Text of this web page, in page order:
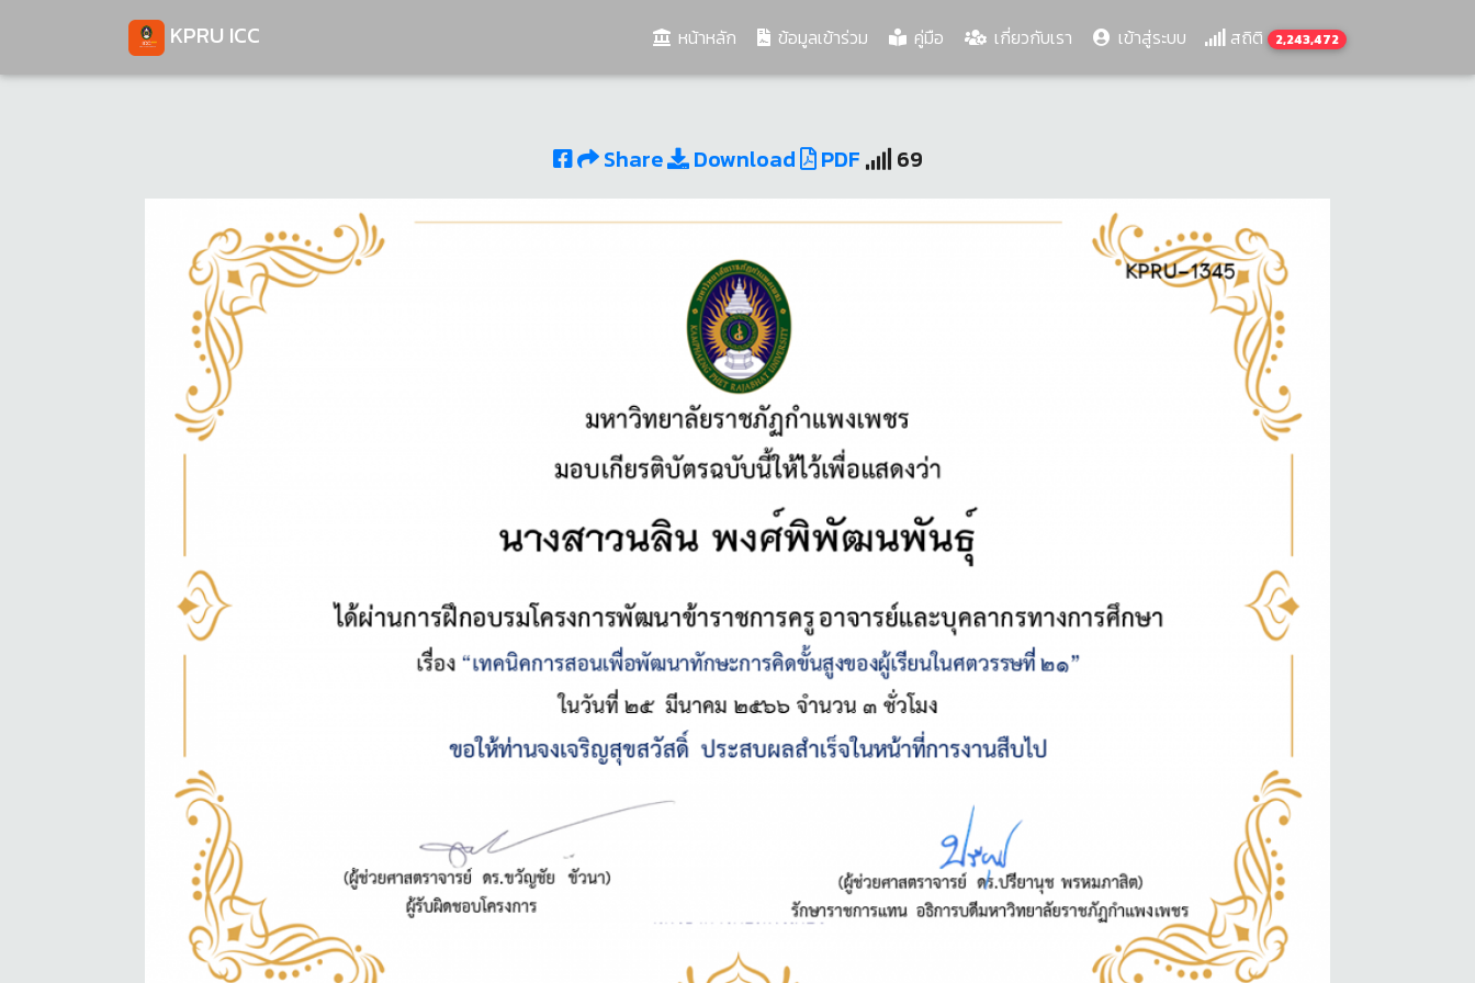
KPRU ICC หน้าหลัก(current)ข้อมูลเข้าร่วม คู่มือ เกี่ยวกับเรา เข้าสู่ระบบ สถิติ 2,243,472
Share Download PDF 69